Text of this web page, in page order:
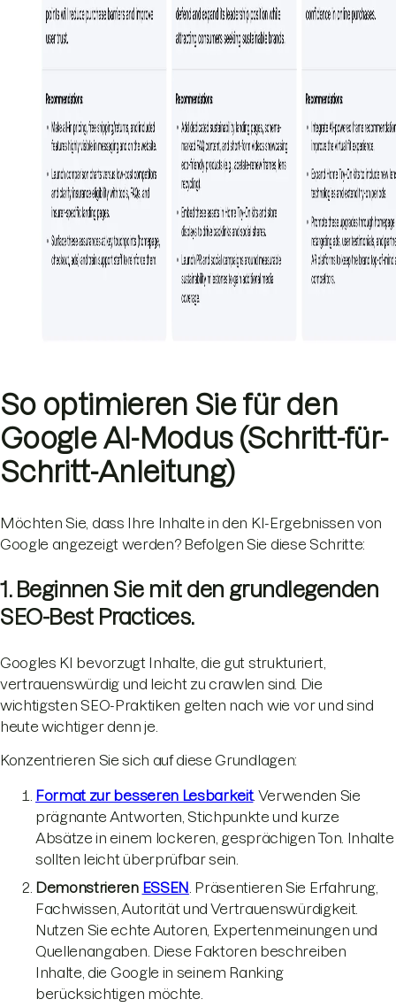
So optimieren Sie für den
Google AI-Modus (Schritt-für-
Schritt-Anleitung)
Möchten Sie, dass Ihre Inhalte in den KI-Ergebnissen von
Google angezeigt werden? Befolgen Sie diese Schritte:
1. Beginnen Sie mit den grundlegenden
SEO-Best Practices.
Googles KI bevorzugt Inhalte, die gut strukturiert,
vertrauenswürdig und leicht zu crawlen sind. Die
wichtigsten SEO-Praktiken gelten nach wie vor und sind
heute wichtiger denn je.
Konzentrieren Sie sich auf diese Grundlagen:
Format zur besseren Lesbarkeit. Verwenden Sie
prägnante Antworten, Stichpunkte und kurze
Absätze in einem lockeren, gesprächigen Ton. Inhalte
sollten leicht überprüfbar sein.
Demonstrieren ESSEN . Präsentieren Sie Erfahrung,
Fachwissen, Autorität und Vertrauenswürdigkeit.
Nutzen Sie echte Autoren, Expertenmeinungen und
Quellenangaben. Diese Faktoren beschreiben
Inhalte, die Google in seinem Ranking
berücksichtigen möchte.